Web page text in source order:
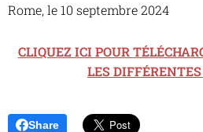
Rome, le 10 septembre 2024
CLIQUEZ ICI POUR
LES
Share